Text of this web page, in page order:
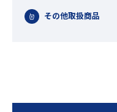
その他取扱商品